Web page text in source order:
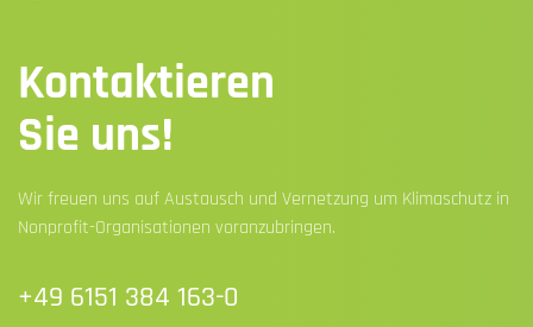
Kontaktieren
Sie uns!
Wir freuen uns auf Austausch und Vernetzung um Klimaschutz in
Nonprofit-Organisationen voranzubringen.
+49 6151 384 163-0